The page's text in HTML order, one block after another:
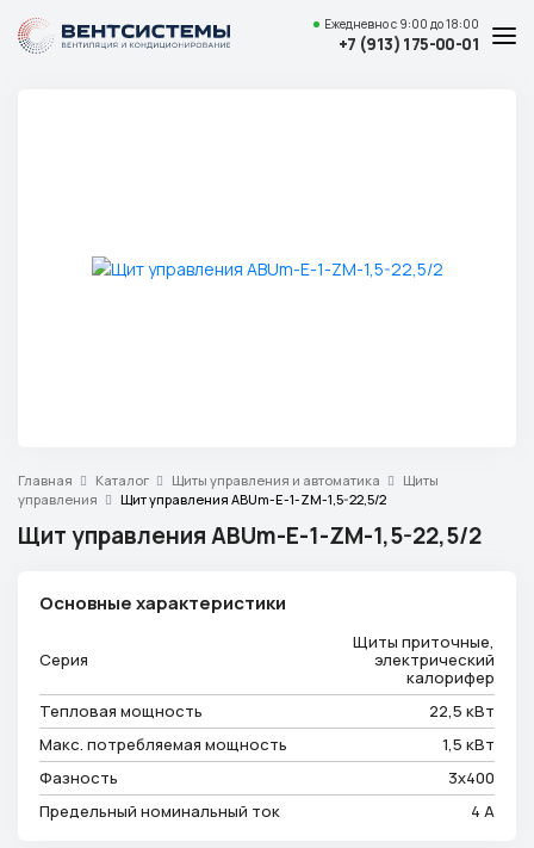
Ежедневнос 9:00 до 18:00
+7 (913) 175-00-01
Полезные статьи
Красноярск,
ул. Свердловская, 15 ст29, офис 4
Телефон
Режим работы
Эл. почта
Бесплатная консультация
Главная Каталог Щиты управления и автоматика
Щиты
управления
Щит управления ABUm-E-1-ZM-1,5-22,5/2
Щит управления ABUm-E-1-ZM-1,5-22,5/2
Основные характеристики
Серия
Щиты приточные,
электрический
калорифер
Тепловая мощность
22,5 кВт
Макс. потребляемая мощность
1,5 кВт
Фазность
3х400
Предельный номинальный ток
4 А